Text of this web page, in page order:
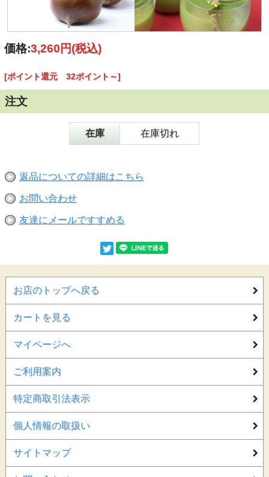
価格:3,260円(税込)
[ポイント還元 32ポイント～]
注文
在庫 在庫切れ
返品についての詳細はこちら
お問い合わせ
友達にメールですすめる
お店のトップへ戻る
カートを見る
マイページへ
ご利用案内
特定商取引法表示
個人情報の取扱い
サイトマップ